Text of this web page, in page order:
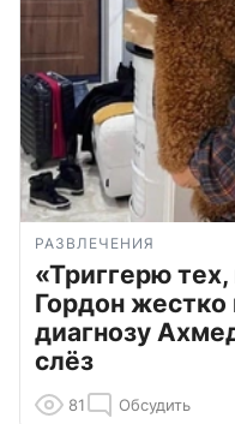
РАЗВЛЕЧЕНИЯ
«Триггерю
Гордон
диагнозу
слёз
81 Обсудить